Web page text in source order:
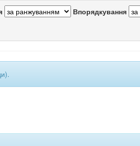
Впорядкування